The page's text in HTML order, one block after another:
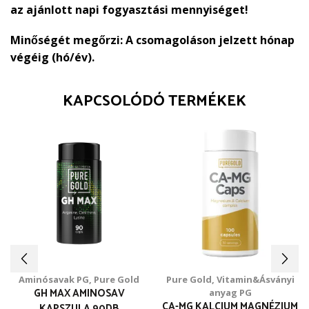
az ajánlott napi fogyasztási mennyiséget!
Minőségét megőrzi:A csomagoláson jelzett hónap
végéig (hó/év).
KAPCSOLÓDÓ TERMÉKEK
Aminósavak PG, Pure Gold
GH MAX AMINOSAV
Pure Gold, Vitamin&Ásványi
anyag PG